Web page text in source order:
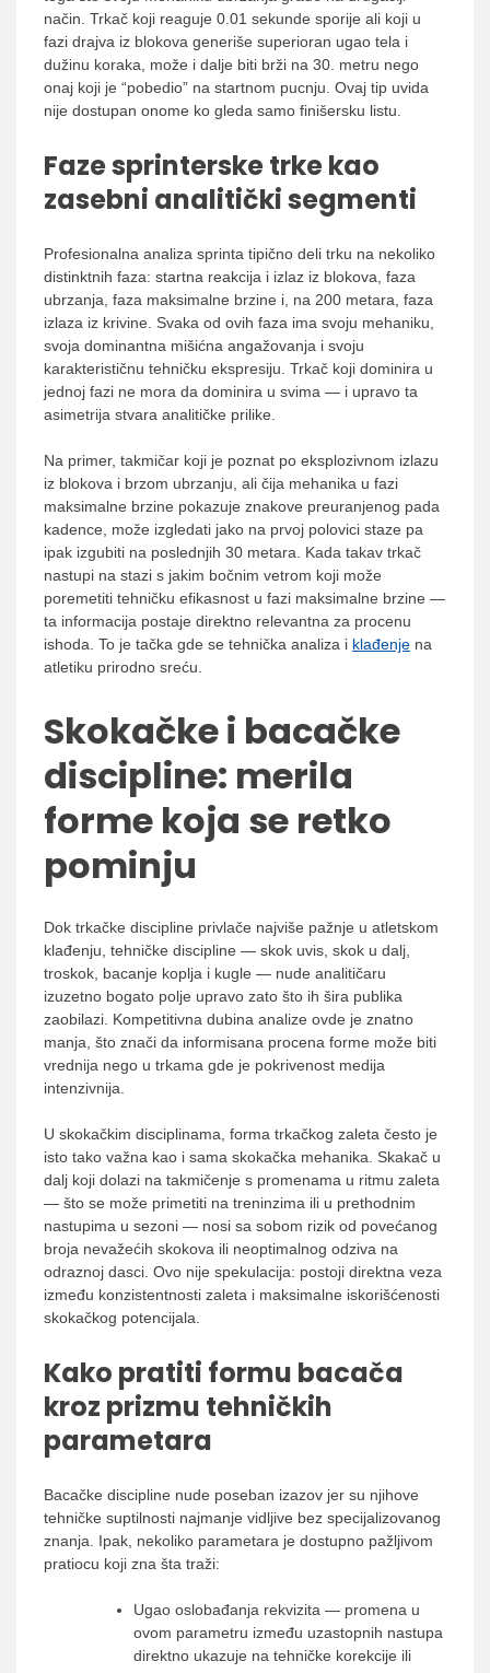
način. Trkač koji reaguje 0.01 sekunde sporije ali koji u
fazi drajva iz blokova generiše superioran ugao tela i
dužinu koraka, može i dalje biti brži na 30. metru nego
onaj koji je “pobedio” na startnom pucnju. Ovaj tip uvida
nije dostupan onome ko gleda samo finišersku listu.
Faze sprinterske trke kao
zasebni analitički segmenti
Profesionalna analiza sprinta tipično deli trku na nekoliko
distinktnih faza: startna reakcija i izlaz iz blokova, faza
ubrzanja, faza maksimalne brzine i, na 200 metara, faza
izlaza iz krivine. Svaka od ovih faza ima svoju mehaniku,
svoja dominantna mišićna angažovanja i svoju
karakterističnu tehničku ekspresiju. Trkač koji dominira u
jednoj fazi ne mora da dominira u svima — i upravo ta
asimetrija stvara analitičke prilike.
Na primer, takmičar koji je poznat po eksplozivnom izlazu
iz blokova i brzom ubrzanju, ali čija mehanika u fazi
maksimalne brzine pokazuje znakove preuranjenog pada
kadence, može izgledati jako na prvoj polovici staze pa
ipak izgubiti na poslednjih 30 metara. Kada takav trkač
nastupi na stazi s jakim bočnim vetrom koji može
poremetiti tehničku efikasnost u fazi maksimalne brzine —
ta informacija postaje direktno relevantna za procenu
ishoda. To je tačka gde se tehnička analiza i klađenje na
atletiku prirodno sreću.
Skokačke i bacačke
discipline: merila
forme koja se retko
pominju
Dok trkačke discipline privlače najviše pažnje u atletskom
klađenju, tehničke discipline — skok uvis, skok u dalj,
troskok, bacanje koplja i kugle — nude analitičaru
izuzetno bogato polje upravo zato što ih šira publika
zaobilazi. Kompetitivna dubina analize ovde je znatno
manja, što znači da informisana procena forme može biti
vrednija nego u trkama gde je pokrivenost medija
intenzivnija.
U skokačkim disciplinama, forma trkačkog zaleta često je
isto tako važna kao i sama skokačka mehanika. Skakač u
dalj koji dolazi na takmičenje s promenama u ritmu zaleta
— što se može primetiti na treninzima ili u prethodnim
nastupima u sezoni — nosi sa sobom rizik od povećanog
broja nevažećih skokova ili neoptimalnog odziva na
odraznoj dasci. Ovo nije spekulacija: postoji direktna veza
između konzistentnosti zaleta i maksimalne iskorišćenosti
skokačkog potencijala.
Kako pratiti formu bacača
kroz prizmu tehničkih
parametara
Bacačke discipline nude poseban izazov jer su njihove
tehničke suptilnosti najmanje vidljive bez specijalizovanog
znanja. Ipak, nekoliko parametara je dostupno pažljivom
pratiocu koji zna šta traži:
Ugao oslobađanja rekvizita — promena u
ovom parametru između uzastopnih nastupa
direktno ukazuje na tehničke korekcije ili